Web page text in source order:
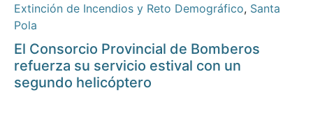
Extinción de Incendios y Reto Demográfico, Santa
Pola
El Consorcio Provincial de Bomberos
refuerza su servicio estival con un
segundo helicóptero